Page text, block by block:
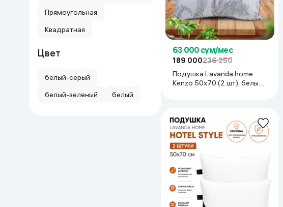
Прямоугольная
Квадратная
Цвет
белый-серый
белый-зеленый
белый
63 000 сум/мес
189 000236 250
Подушка Lavanda home
Kenzo 50x70 (2 шт), белый-